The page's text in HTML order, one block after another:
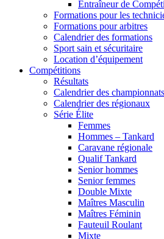
Entraîneur de
Formations pour les
Formations pour arbitres
Calendrier des formations
Sport sain et sécuritaire
Location d’équipement
Compétitions
Résultats
Calendrier des championnats
Calendrier des régionaux
Série Élite
Femmes
Hommes – Tankard
Caravane régionale
Qualif Tankard
Senior hommes
Senior femmes
Double Mixte
Maîtres Masculin
Maîtres Féminin
Fauteuil Roulant
Mixte